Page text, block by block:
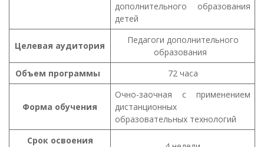
дополнительного образования
детей
Целевая аудитория
Педагоги дополнительного
образования
Объем программы 72 часа
Форма обучения
Очно-заочная с применением
дистанционных
образовательных технологий
Срок освоения